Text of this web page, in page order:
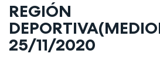
REGIÓN
25/11/2020